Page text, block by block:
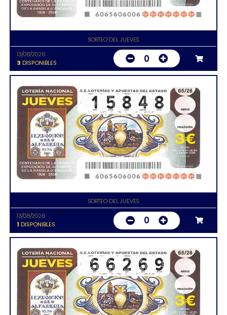
SORTEO DEL JUEVES
13/08/2026
3 DISPONIBLES 0
SORTEO DEL JUEVES
13/08/2026
1 DISPONIBLES 0